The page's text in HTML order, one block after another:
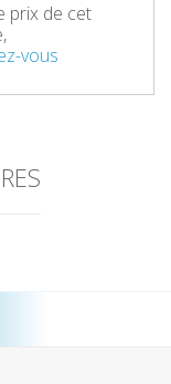
prix de cet
vous